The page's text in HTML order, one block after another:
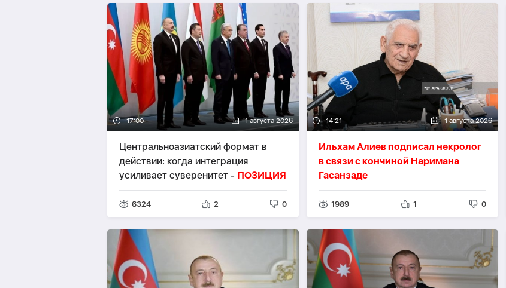
17:00 1 августа 2026
Центральноазиатский формат в
действии: когда интеграция
усиливает суверенитет - ПОЗИЦИЯ
6324 2 0
14:21 1 августа 2026
Ильхам Алиев подписал некролог
в связи с кончиной Наримана
Гасанзаде
1989 1 0